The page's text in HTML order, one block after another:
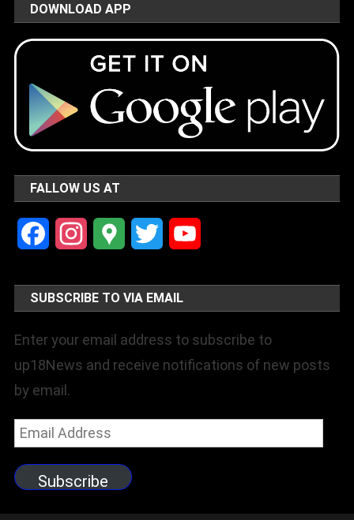
DOWNLOAD APP
FALLOW US AT
FacebookInstagramGoogle Twitter
SUBSCRIBE TO VIA EMAIL
Enter your email address to subscribe to
up18News and receive notifications of new posts
by email.
Email
Subscribe